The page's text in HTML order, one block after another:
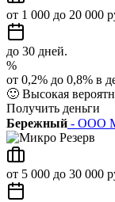
от 1 000 до 20 000
до 30 дней.
%
от 0,2% до 0,8% в
🙂 Высокая
Получить деньги
Бережный - ООО
от 5 000 до 30 000